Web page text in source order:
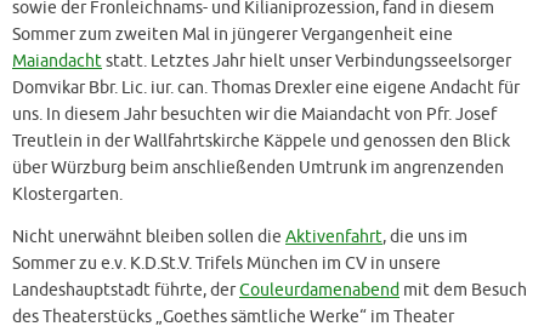
sowie der Fronleichnams- und Kilianiprozession, fand in diesem
Sommer zum zweiten Mal in jüngerer Vergangenheit eine
Maiandachtstatt. Letztes Jahr hielt unser Verbindungsseelsorger
Domvikar Bbr. Lic. iur. can. Thomas Drexler eine eigene Andacht für
uns. In diesem Jahr besuchten wir die Maiandacht von Pfr. Josef
Treutlein in der Wallfahrtskirche Käppele und genossen den Blick
über Würzburg beim anschließenden Umtrunk im angrenzenden
Klostergarten.
Nicht unerwähnt bleiben sollen die Aktivenfahrt, die uns im
Sommer zu e.v. K.D.St.V. Trifels München im CV in unsere
Landeshauptstadt führte, derCouleurdamenabend mit dem Besuch
des Theaterstücks „Goethes sämtliche Werke“ im Theater